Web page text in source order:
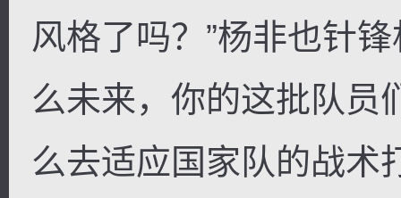
风格了吗？”杨非也针
么未来，你的这批队员
么去适应国家队的战术